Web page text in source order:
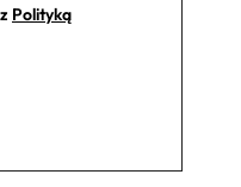
Polityką